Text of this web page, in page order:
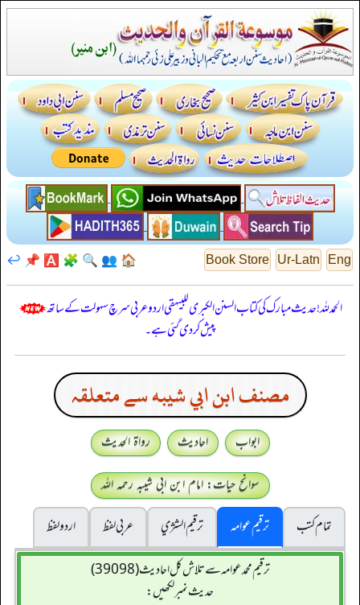
Eng
Ur-Latn
Book Store
🏠
👥
🔍
🧩
🅰️
📌
↩️
الحمدللہ! حدیث مبارک کی کتاب السنن الكبرى للبيهقي اردو عربی سرچ سہولت کے ساتھ
پیش کر دی گئی ہے۔
مصنف ابن ابي شيبه سے متعلقہ
ابواب احادیث
رواۃ الحدیث
سوانح حیات: امام ابن ابی شیبہ رحمہ اللہ
تمام کتب
ترقیم عوامہ ترقيم الشژي عربی لفظ
اردو لفظ
ترقیم محمدعوامہ سے تلاش کل احادیث (39098)
حدیث نمبر لکھیں: